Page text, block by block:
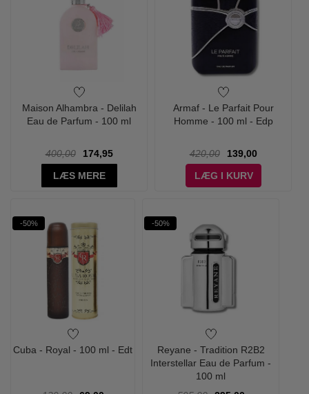
Maison Alhambra - Delilah
Eau de Parfum - 100 ml
400,00
174,95
LÆS MERE
Armaf - Le Parfait Pour
Homme - 100 ml - Edp
420,00
139,00
LÆG I KURV
-50%
Cuba - Royal - 100 ml - Edt
-50%
Reyane - Tradition R2B2
Interstellar Eau de Parfum -
100 ml